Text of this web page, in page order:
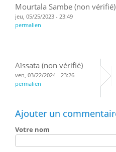
Mourtala Sambe (non vérifié)
jeu, 05/25/2023 - 23:49
permalien
Aïssata (non vérifié)
ven, 03/22/2024 - 23:26
permalien
Ajouter un
Votre nom